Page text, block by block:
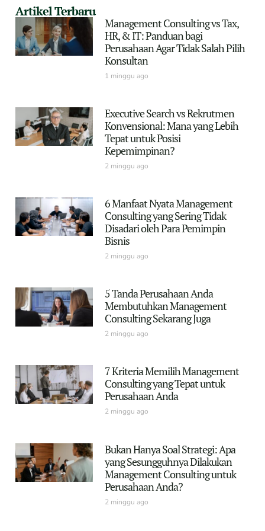
Artikel Terbaru
Management Consulting vs Tax,
HR, & IT: Panduan bagi
Perusahaan Agar Tidak Salah Pilih
Konsultan
1 minggu ago
Executive Search vs Rekrutmen
Konvensional: Mana yang Lebih
Tepat untuk Posisi
Kepemimpinan?
2 minggu ago
6 Manfaat Nyata Management
Consulting yang Sering Tidak
Disadari oleh Para Pemimpin
Bisnis
2 minggu ago
5 Tanda Perusahaan Anda
Membutuhkan Management
Consulting Sekarang Juga
2 minggu ago
7 Kriteria Memilih Management
Consulting yang Tepat untuk
Perusahaan Anda
2 minggu ago
Bukan Hanya Soal Strategi: Apa
yang Sesungguhnya Dilakukan
Management Consulting untuk
Perusahaan Anda?
2 minggu ago